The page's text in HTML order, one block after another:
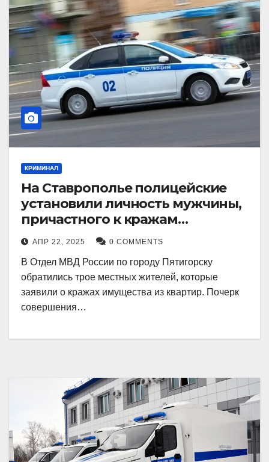
КРИМИНАЛ
На Ставрополье полицейские
установили личность мужчины,
причастного к кражам
имущества из квартир в
Пятигорске
АПР 22, 2025 0 COMMENTS
В Отдел МВД России по городу Пятигорску
обратились трое местных жителей, которые
заявили о кражах имущества из квартир. Почерк
совершения…